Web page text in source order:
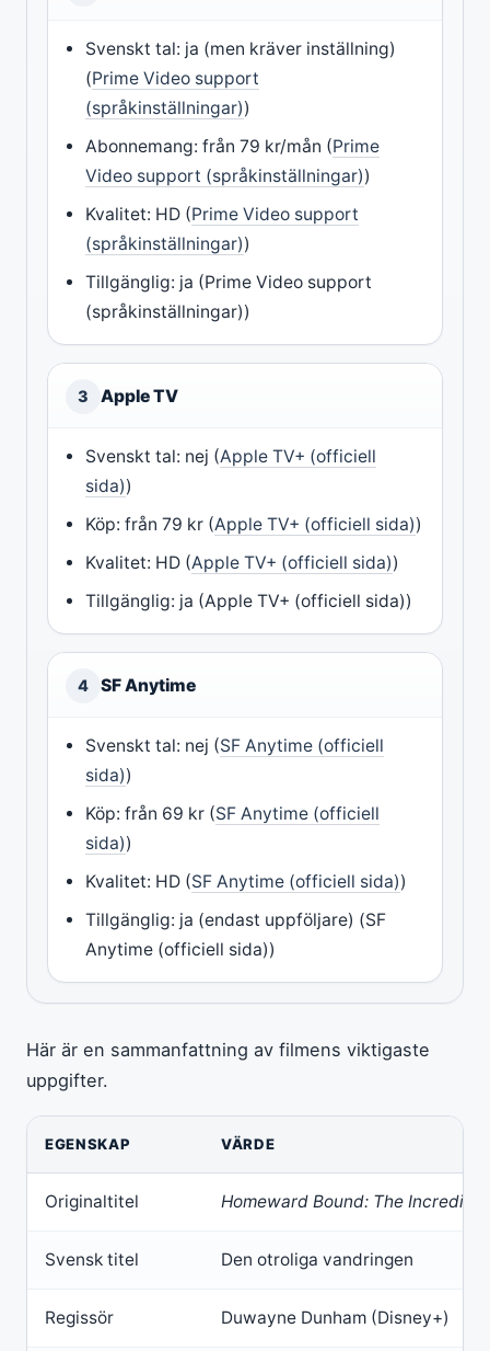
Svenskt tal: ja (men kräver inställning)
(Prime Video support
(språkinställningar))
Abonnemang: från 79 kr/mån (Prime
Video support (språkinställningar))
Kvalitet: HD (Prime Video support
(språkinställningar))
Tillgänglig: ja (Prime Video support
(språkinställningar))
3 Apple TV
Svenskt tal: nej (Apple TV+ (officiell
sida))
Köp: från 79 kr (Apple TV+ (officiell sida))
Kvalitet: HD (Apple TV+ (officiell sida))
Tillgänglig: ja (Apple TV+ (officiell sida))
4 SF Anytime
Svenskt tal: nej (SF Anytime (officiell
sida))
Köp: från 69 kr (SF Anytime (officiell
sida))
Kvalitet: HD (SF Anytime (officiell sida))
Tillgänglig: ja (endast uppföljare) (SF
Anytime (officiell sida))
Här är en sammanfattning av filmens viktigaste
uppgifter.
EGENSKAP VÄRDE
Originaltitel Homeward Bound: The
Svensk titel Den otroliga vandringen
Regissör Duwayne Dunham (Disney+)